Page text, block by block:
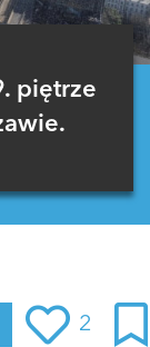
piętrze
2